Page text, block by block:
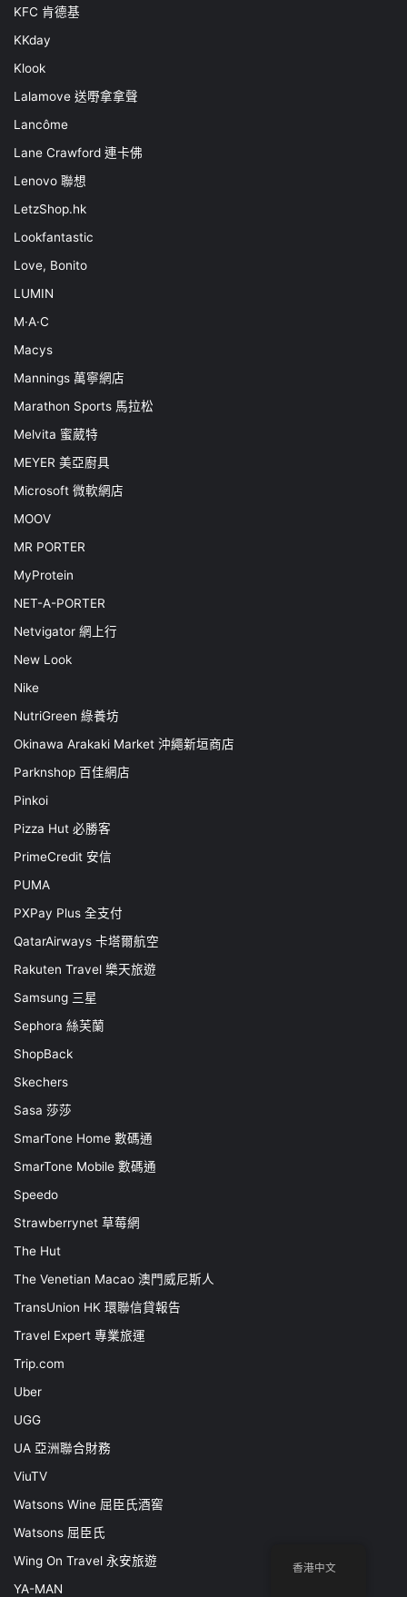
KFC 肯德基
KKday
Klook
Lalamove 送嘢拿拿聲
Lancôme
Lane Crawford 連卡佛
Lenovo 聯想
LetzShop.hk
Lookfantastic
Love, Bonito
LUMIN
M·A·C
Macys
Mannings 萬寧網店
Marathon Sports 馬拉松
Melvita 蜜葳特
MEYER 美亞廚具
Microsoft 微軟網店
MOOV
MR PORTER
MyProtein
NET-A-PORTER
Netvigator 網上行
New Look
Nike
NutriGreen 綠養坊
Okinawa Arakaki Market 沖繩新垣商店
Parknshop 百佳網店
Pinkoi
Pizza Hut 必勝客
PrimeCredit 安信
PUMA
PXPay Plus 全支付
QatarAirways 卡塔爾航空
Rakuten Travel 樂天旅遊
Samsung 三星
Sephora 絲芙蘭
ShopBack
Skechers
Sasa 莎莎
SmarTone Home 數碼通
SmarTone Mobile 數碼通
Speedo
Strawberrynet 草莓網
The Hut
The Venetian Macao 澳門威尼斯人
TransUnion HK 環聯信貸報告
Travel Expert 專業旅運
Trip.com
Uber
UGG
UA 亞洲聯合財務
ViuTV
Watsons Wine 屈臣氏酒窖
Watsons 屈臣氏
Wing On Travel 永安旅遊
YA-MAN
香港中文